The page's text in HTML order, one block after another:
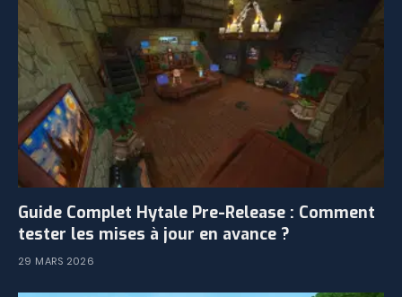
Guide Complet Hytale Pre-Release : Comment
tester les mises à jour en avance ?
29 MARS 2026